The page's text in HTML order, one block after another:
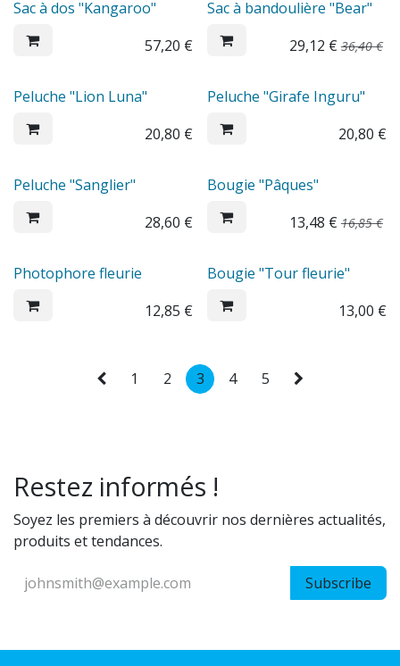
Sac à dos "Kangaroo"
57,20 €
Sale
Sac à bandoulière "Bear"
29,12 € 36,40€
Peluche "Lion Luna"
20,80 €
Peluche "Girafe Inguru"
20,80 €
Peluche "Sanglier"
28,60 €
Sale
Bougie "Pâques"
13,48 € 16,85€
Photophore fleurie
12,85 €
Bougie "Tour fleurie"
13,00 €
1 2 3 4 5
Restez informés !
Soyez les premiers à découvrir nos dernières actualités,
produits et tendances.
Subscribe